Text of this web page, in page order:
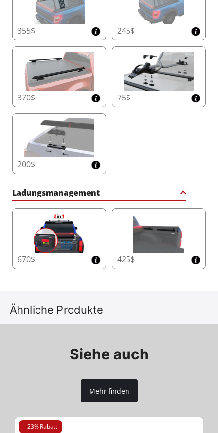
355$ 245$
370$ 75$
200$
Ladungsmanagement
670$ 425$
Ähnliche Produkte
Siehe auch
Mehr finden
- 23% Rabatt